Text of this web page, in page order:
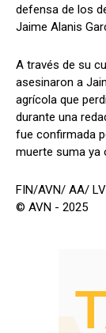
defensa de los
Jaime Alanis
A través de su
asesinaron a
agrícola que
durante una
fue confirmada
muerte suma ya
FIN/AVN/ AA/
© AVN - 2025